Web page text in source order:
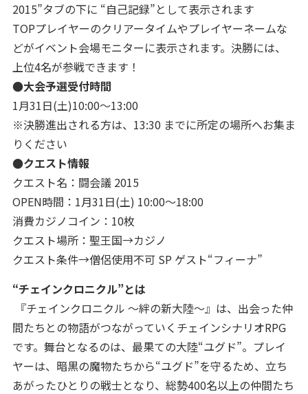
2015”タブの下に “自己記録”として表示されます
TOPプレイヤーのクリアータイムやプレイヤーネームな
どがイベント会場モニターに表示されます。決勝には、
上位4名が参戦できます！
●大会予選受付時間
1月31日(土)10:00～13:00
※決勝進出される方は、13:30 までに所定の場所へお集ま
りください
●クエスト情報
クエスト名：闘会議 2015
OPEN時間：1月31日(土) 10:00～18:00
消費カジノコイン：10枚
クエスト場所：聖王国→カジノ
クエスト条件→僧侶使用不可 SP ゲスト“フィーナ”
“チェインクロニクル”とは
『チェインクロニクル ～絆の新大陸～』は、出会った仲
間たちとの物語がつながっていくチェインシナリオRPG
です。舞台となるのは、最果ての大陸“ユグド”。プレイ
ヤーは、暗黒の魔物たちから“ユグド”を守るため、立ち
あがったひとりの戦士となり、総勢400名以上の仲間たち